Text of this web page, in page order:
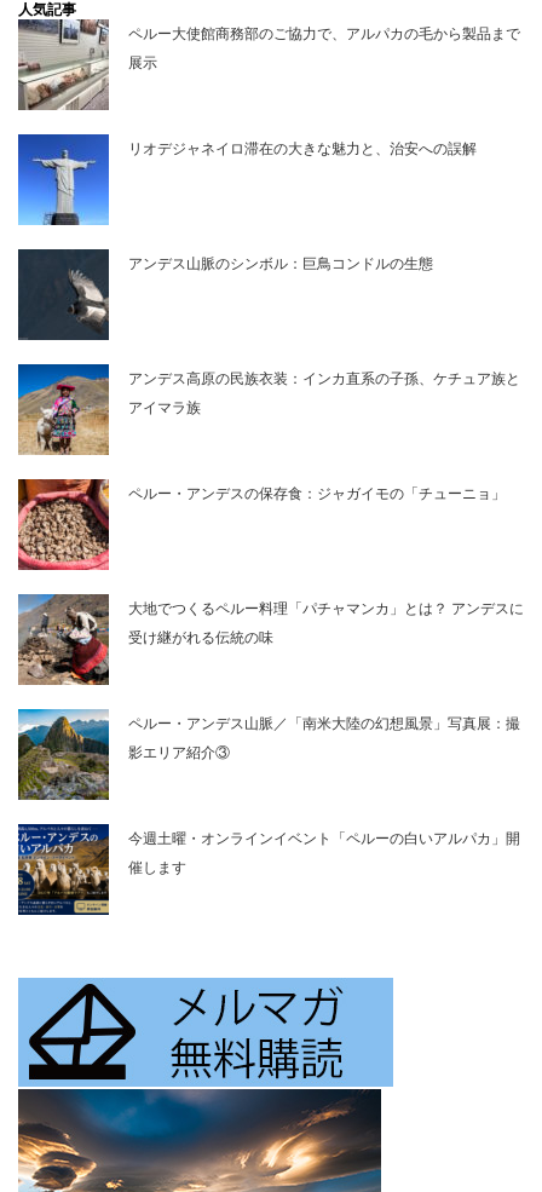
人気記事
ペルー大使館商務部のご協力で、アルパカの毛から製品まで
展示
リオデジャネイロ滞在の大きな魅力と、治安への誤解
アンデス山脈のシンボル：巨鳥コンドルの生態
アンデス高原の民族衣装：インカ直系の子孫、ケチュア族と
アイマラ族
ペルー・アンデスの保存食：ジャガイモの「チューニョ」
大地でつくるペルー料理「パチャマンカ」とは？ アンデスに
受け継がれる伝統の味
ペルー・アンデス山脈／「南米大陸の幻想風景」写真展：撮
影エリア紹介③
今週土曜・オンラインイベント「ペルーの白いアルパカ」開
催します